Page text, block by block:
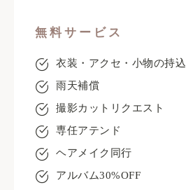
無料サービス
衣装・アクセ・小物の持込
雨天補償
撮影カットリクエスト
専任アテンド
ヘアメイク同行
アルバム30%OFF